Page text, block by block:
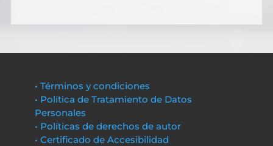
• Términos y condiciones
• Política de Tratamiento de Datos
Personales
• Políticas de derechos de autor
• Certificado de Accesibilidad